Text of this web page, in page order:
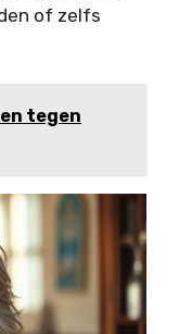
of zelfs
tegen